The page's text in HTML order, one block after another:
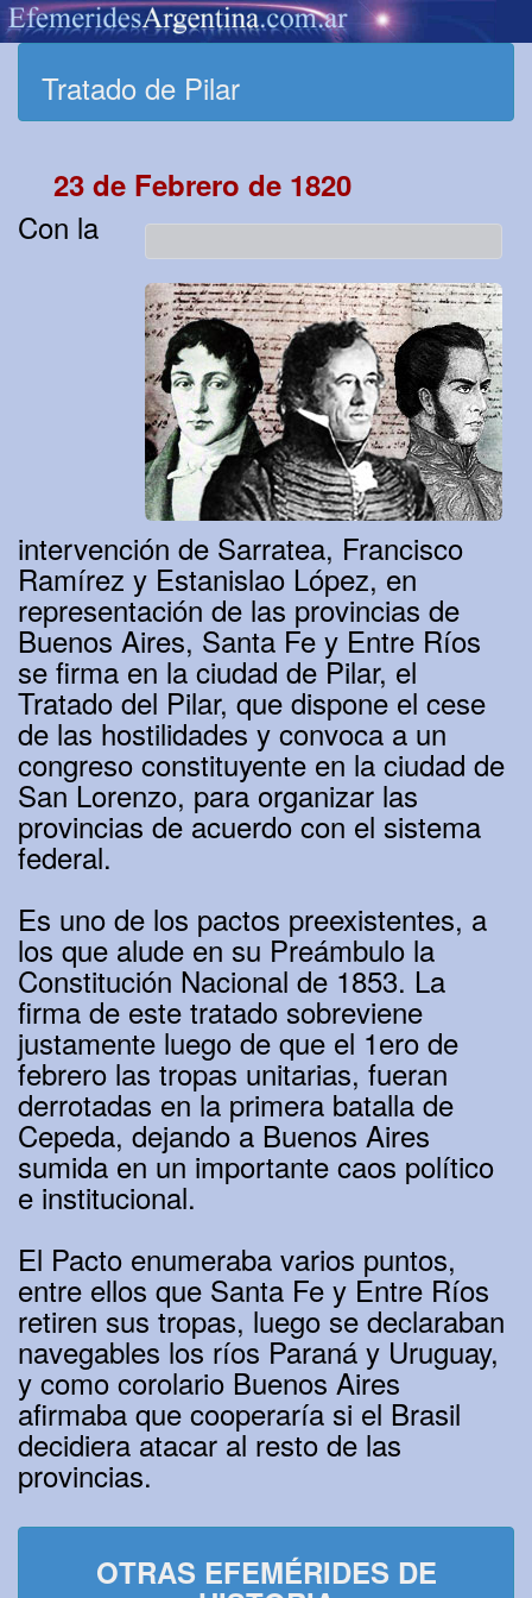
Tratado de Pilar
23 de Febrero de 1820
Con la
intervención de Sarratea, Francisco
Ramírez y Estanislao López, en
representación de las provincias de
Buenos Aires, Santa Fe y Entre Ríos
se firma en la ciudad de Pilar, el
Tratado del Pilar, que dispone el cese
de las hostilidades y convoca a un
congreso constituyente en la ciudad de
San Lorenzo, para organizar las
provincias de acuerdo con el sistema
federal.
Es uno de los pactos preexistentes, a
los que alude en su Preámbulo la
Constitución Nacional de 1853. La
firma de este tratado sobreviene
justamente luego de que el 1ero de
febrero las tropas unitarias, fueran
derrotadas en la primera batalla de
Cepeda, dejando a Buenos Aires
sumida en un importante caos político
e institucional.
El Pacto enumeraba varios puntos,
entre ellos que Santa Fe y Entre Ríos
retiren sus tropas, luego se declaraban
navegables los ríos Paraná y Uruguay,
y como corolario Buenos Aires
afirmaba que cooperaría si el Brasil
decidiera atacar al resto de las
provincias.
OTRAS EFEMÉRIDES DE